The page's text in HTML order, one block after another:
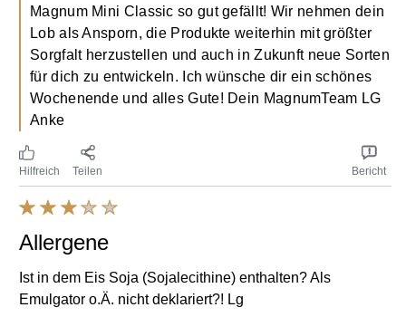
Magnum Mini Classic so gut gefällt! Wir nehmen dein
Lob als Ansporn, die Produkte weiterhin mit größter
Sorgfalt herzustellen und auch in Zukunft neue Sorten
für dich zu entwickeln. Ich wünsche dir ein schönes
Wochenende und alles Gute! Dein MagnumTeam LG
Anke
Hilfreich Teilen Bericht
Allergene
Ist in dem Eis Soja (Sojalecithine) enthalten? Als
Emulgator o.Ä. nicht deklariert?! Lg